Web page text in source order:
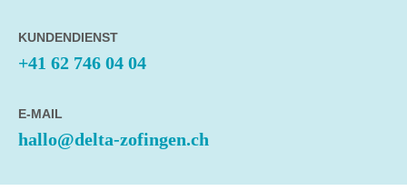
KUNDENDIENST
+41 62 746 04 04
E-MAIL
hallo@delta-zofingen.ch